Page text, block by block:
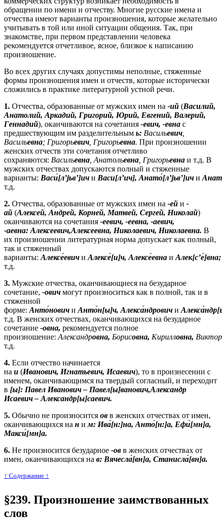
обращении по имени и отчеству. Многие русские имена и
отчества имеют варианты произношения, которые желательно
учитывать в той или иной ситуации общения. Так, при
знакомстве, при первом представлении человека
рекомендуется отчетливое, ясное, близкое к написанию
произношение.
Во всех других случаях допустимы неполные, стяженные
формы произношения имен и отчеств, которые исторически
сложились в практике литературной устной речи.
1. Отчества, образованные от мужских имен на -ий (Василий,
Анатолий, Аркадий, Григорий, Юрий, Евгений, Валерий,
Геннадий), оканчиваются на сочетания -евич, -евна с
предшествующим им разделительным ь: Васильевич
Васильевна; Григорьевич , Григорьевна. При произношении
женских отчеств эти сочетания отчетливо
сохраняются: Васильевна , Анатольевна , Григорьевна и т.д. В
мужских отчествах допускаются полный и стяженные
варианты: Васи́[л’jьв’]ич и Васи[л’ич], Анато́[л’jьв’]ич и
т.д.
2. Отчества, образованные от мужских имен на -ей и -
ай (Алексей, Андрей, Корней, Матвей, Сергей, Николай)
оканчиваются на сочетания -еевич, -еевна, -аевич,
-аевна: Алексеевич,Алексеевна, Николаевич, Николаевна. В
их произношении литературная норма допускает как полный,
так и стяженный
варианты: Алексе́евич и Алексе́[и]ч, Алексе́евна и Алек[с’е
т.д.
3. Мужские отчества, оканчивающиеся на безударное
сочетание, -ович могут произноситься как в полной, так и в
стяженной
форме: Анто́нович и Анто́н[ы]ч, Алекса́ндрович и Алекса
т.д. В женских отчествах, оканчивающихся на безударное
сочетание -овна, рекомендуется полное
произношение: Александровна, Борисовна, Кирилловна, Виктор
т.д.
4. Если отчество начинается
на и (Иванович, Игнатьевич, Исаевич), то в произнесении с
именем, оканчивающимся на твердый согласный, и переходит
в [ы]: Павел Иванович– Павел[ы]ванович,Александр
Исаевич– Александр[ы]саевич.
5. Обычно не произносится ов в женских отчествах от имен,
оканчивающихся на н им: Ива́[н:]на, Анто́[н:]а, Ефи́[мн]а,
Макси́[мн]а.
6. Не произносится безударное -ов в женских отчествах от
имен, оканчивающихся на в: Вячесла́[вн]а, Станисла́[вн]а.
↑ Cодержание ↑
§239. Произношение заимствованных
слов